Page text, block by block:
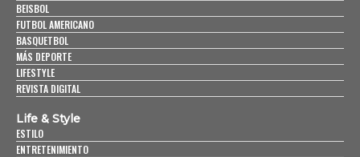
BEISBOL
FUTBOL AMERICANO
BASQUETBOL
MÁS DEPORTE
LIFESTYLE
REVISTA DIGITAL
Life & Style
ESTILO
ENTRETENIMIENTO